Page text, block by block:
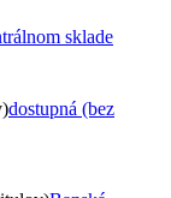
sklade
dostupná (bez